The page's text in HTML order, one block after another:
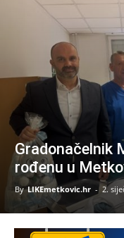
Gradonačelnik
rođenu u
By LIKEmetkovic.hr - 2.